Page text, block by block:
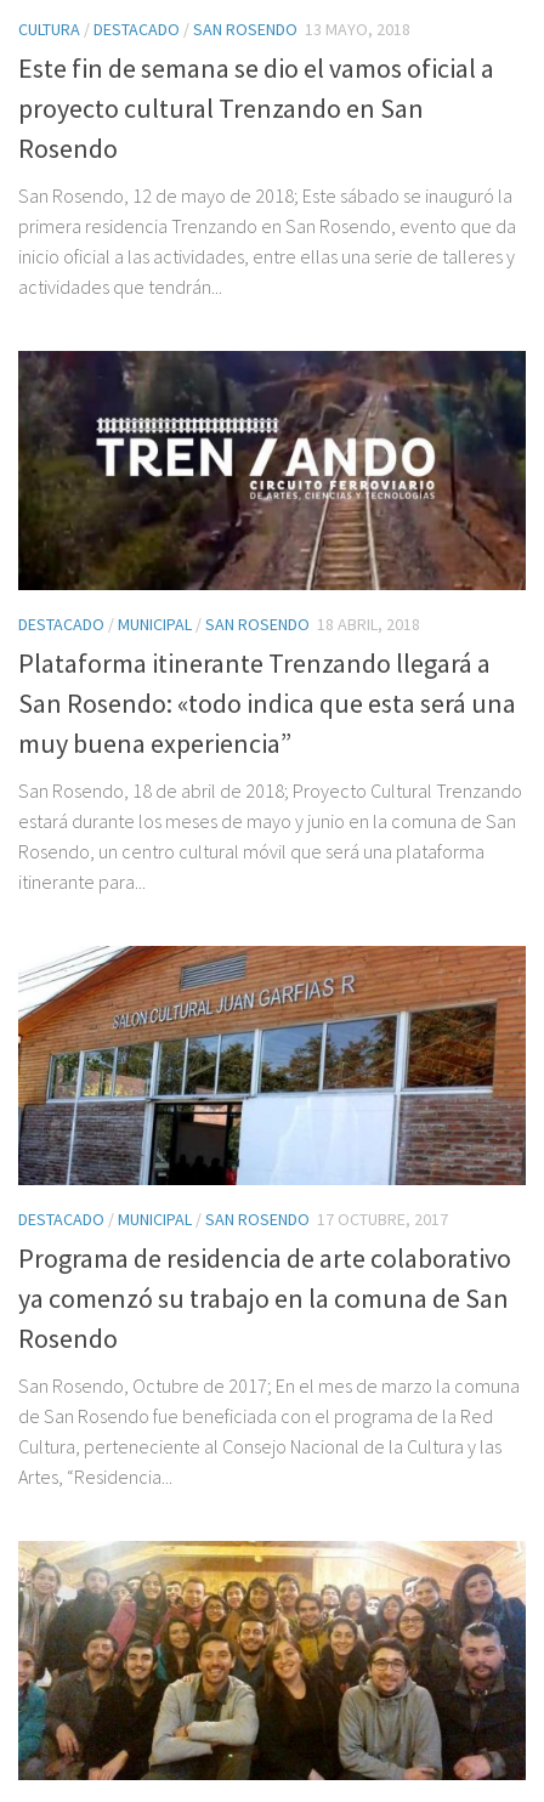
CULTURA /DESTACADO /SAN ROSENDO 13 MAYO, 2018
Este fin de semana se dio el vamos oficial a
proyecto cultural Trenzando en San
Rosendo
San Rosendo, 12 de mayo de 2018; Este sábado se inauguró la
primera residencia Trenzando en San Rosendo, evento que da
inicio oficial a las actividades, entre ellas una serie de talleres y
actividades que tendrán...
DESTACADO /MUNICIPAL /SAN ROSENDO 18 ABRIL, 2018
Plataforma itinerante Trenzando llegará a
San Rosendo: «todo indica que esta será una
muy buena experiencia”
San Rosendo, 18 de abril de 2018; Proyecto Cultural Trenzando
estará durante los meses de mayo y junio en la comuna de San
Rosendo, un centro cultural móvil que será una plataforma
itinerante para...
DESTACADO /MUNICIPAL /SAN ROSENDO 17 OCTUBRE, 2017
Programa de residencia de arte colaborativo
ya comenzó su trabajo en la comuna de San
Rosendo
San Rosendo, Octubre de 2017; En el mes de marzo la comuna
de San Rosendo fue beneficiada con el programa de la Red
Cultura, perteneciente al Consejo Nacional de la Cultura y las
Artes, “Residencia...